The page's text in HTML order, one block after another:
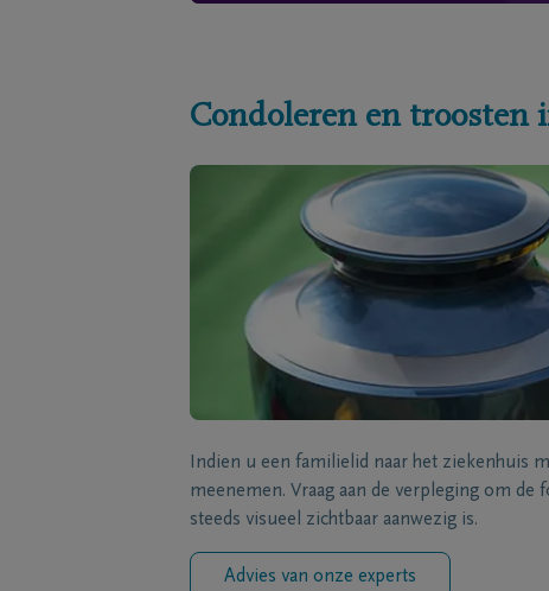
Condoleren en troosten
Indien u een familielid naar het ziekenhuis
meenemen. Vraag aan de verpleging om de
steeds visueel zichtbaar aanwezig is.
Advies van onze experts